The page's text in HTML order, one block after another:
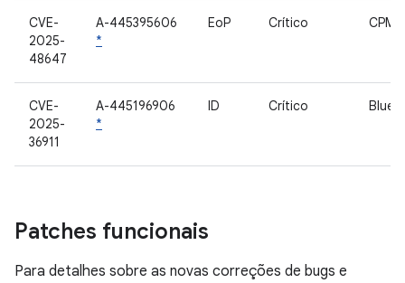
CVE-
2025-
48647
A-445395606
*
EoP Crítico CPM
CVE-
2025-
36911
A-445196906
*
ID Crítico
Patches funcionais
Para detalhes sobre as novas correções de bugs e